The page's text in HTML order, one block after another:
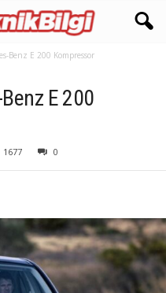
Benz E 200 Kompressor
E 200
1677 0